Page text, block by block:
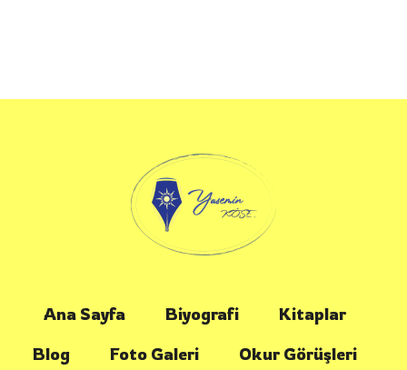
Ana Sayfa Biyografi
Kitaplar
Blog
Foto Galeri Okur Görüşleri